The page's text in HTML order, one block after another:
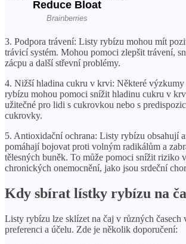
3. Podpora trávení: Listy rybízu mohou mít
trávicí systém. Mohou pomoci zlepšit trávení,
zácpu a další střevní problémy.
4. Nižší hladina cukru v krvi: Některé výzkumy
rybízu mohou pomoci snížit hladinu cukru v
užitečné pro lidi s cukrovkou nebo s
cukrovky.
5. Antioxidační ochrana: Listy rybízu obsahují
pomáhají bojovat proti volným radikálům a
tělesných buněk. To může pomoci snížit riziko
chronických onemocnění, jako jsou srdeční
Kdy sbírat lístky rybízu na
Listy rybízu lze sklízet na čaj v různých časech
preferenci a účelu. Zde je několik doporučení: